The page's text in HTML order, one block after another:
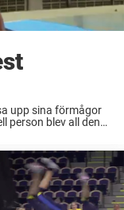
upp sina förmågor
person blev all den